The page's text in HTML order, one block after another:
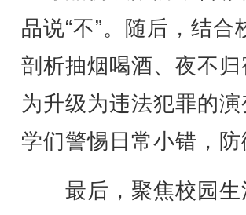
品说“不”。随后，结
剖析抽烟喝酒、夜不
为升级为违法犯罪的
学们警惕日常小错，防
最后，聚焦校园生